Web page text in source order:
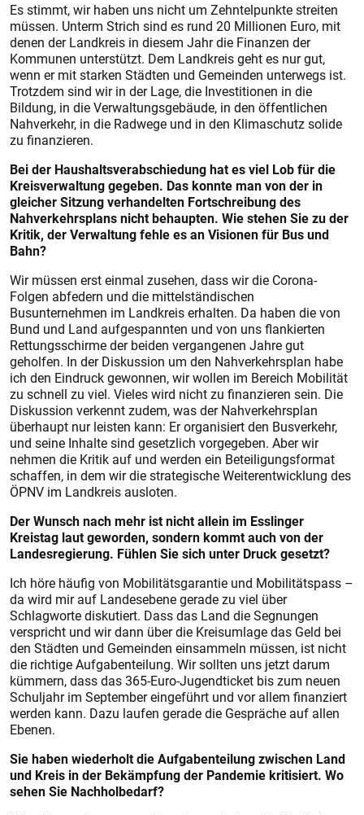
Es stimmt, wir haben uns nicht um Zehntelpunkte streiten
müssen. Unterm Strich sind es rund 20 Millionen Euro, mit
denen der Landkreis in diesem Jahr die Finanzen der
Kommunen unterstützt. Dem Landkreis geht es nur gut,
wenn er mit starken Städten und Gemeinden unterwegs ist.
Trotzdem sind wir in der Lage, die Investitionen in die
Bildung, in die Verwaltungsgebäude, in den öffentlichen
Nahverkehr, in die Radwege und in den Klimaschutz solide
zu finanzieren.
Bei der Haushaltsverabschiedung hat es viel Lob für die
Kreisverwaltung gegeben. Das konnte man von der in
gleicher Sitzung verhandelten Fortschreibung des
Nahverkehrsplans nicht behaupten. Wie stehen Sie zu der
Kritik, der Verwaltung fehle es an Visionen für Bus und
Bahn?
Wir müssen erst einmal zusehen, dass wir die Corona-
Folgen abfedern und die mittelständischen
Busunternehmen im Landkreis erhalten. Da haben die von
Bund und Land aufgespannten und von uns flankierten
Rettungsschirme der beiden vergangenen Jahre gut
geholfen. In der Diskussion um den Nahverkehrsplan habe
ich den Eindruck gewonnen, wir wollen im Bereich Mobilität
zu schnell zu viel. Vieles wird nicht zu finanzieren sein. Die
Diskussion verkennt zudem, was der Nahverkehrsplan
überhaupt nur leisten kann: Er organisiert den Busverkehr,
und seine Inhalte sind gesetzlich vorgegeben. Aber wir
nehmen die Kritik auf und werden ein Beteiligungsformat
schaffen, in dem wir die strategische Weiterentwicklung des
ÖPNV im Landkreis ausloten.
Der Wunsch nach mehr ist nicht allein im Esslinger
Kreistag laut geworden, sondern kommt auch von der
Landesregierung. Fühlen Sie sich unter Druck gesetzt?
Ich höre häufig von Mobilitätsgarantie und Mobilitätspass –
da wird mir auf Landesebene gerade zu viel über
Schlagworte diskutiert. Dass das Land die Segnungen
verspricht und wir dann über die Kreisumlage das Geld bei
den Städten und Gemeinden einsammeln müssen, ist nicht
die richtige Aufgabenteilung. Wir sollten uns jetzt darum
kümmern, dass das 365-Euro-Jugendticket bis zum neuen
Schuljahr im September eingeführt und vor allem finanziert
werden kann. Dazu laufen gerade die Gespräche auf allen
Ebenen.
Sie haben wiederholt die Aufgabenteilung zwischen Land
und Kreis in der Bekämpfung der Pandemie kritisiert. Wo
sehen Sie Nachholbedarf?